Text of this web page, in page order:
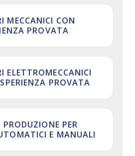
MECCANICI CON
PROVATA
ELETTROMECCANICI
PROVATA
PRODUZIONE PER
E MANUALI